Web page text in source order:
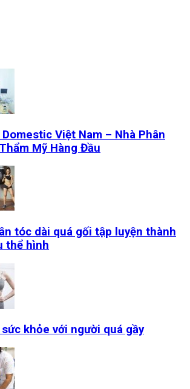
Domestic Việt Nam – Nhà Phân
Mỹ Hàng Đầu
tóc dài quá gối tập luyện thành
thể hình
khỏe với người quá gầy